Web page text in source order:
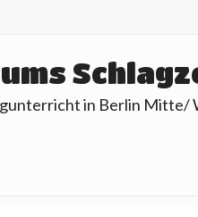
in Berlin Mitte/